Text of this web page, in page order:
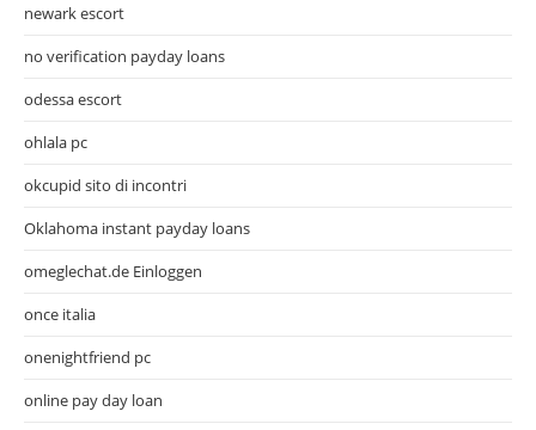
newark escort
no verification payday loans
odessa escort
ohlala pc
okcupid sito di incontri
Oklahoma instant payday loans
omeglechat.de Einloggen
once italia
onenightfriend pc
online pay day loan